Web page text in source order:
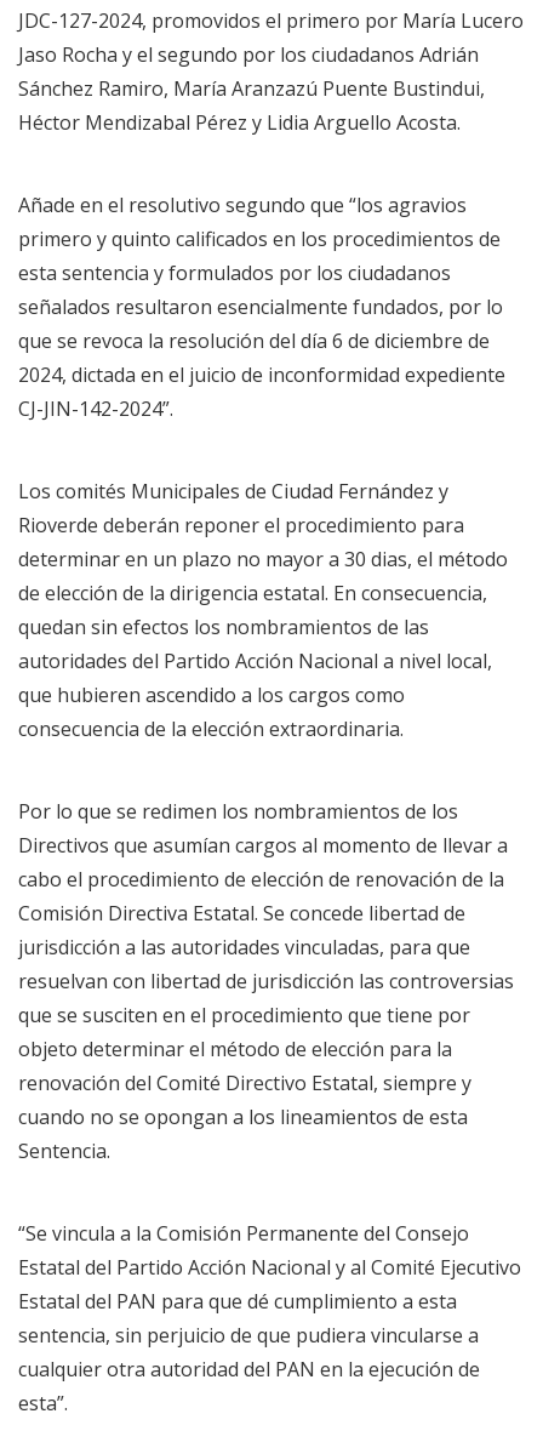
JDC-127-2024, promovidos el primero por María Lucero
Jaso Rocha y el segundo por los ciudadanos Adrián
Sánchez Ramiro, María Aranzazú Puente Bustindui,
Héctor Mendizabal Pérez y Lidia Arguello Acosta.
Añade en el resolutivo segundo que “los agravios
primero y quinto calificados en los procedimientos de
esta sentencia y formulados por los ciudadanos
señalados resultaron esencialmente fundados, por lo
que se revoca la resolución del día 6 de diciembre de
2024, dictada en el juicio de inconformidad expediente
CJ-JIN-142-2024”.
Los comités Municipales de Ciudad Fernández y
Rioverde deberán reponer el procedimiento para
determinar en un plazo no mayor a 30 dias, el método
de elección de la dirigencia estatal. En consecuencia,
quedan sin efectos los nombramientos de las
autoridades del Partido Acción Nacional a nivel local,
que hubieren ascendido a los cargos como
consecuencia de la elección extraordinaria.
Por lo que se redimen los nombramientos de los
Directivos que asumían cargos al momento de llevar a
cabo el procedimiento de elección de renovación de la
Comisión Directiva Estatal. Se concede libertad de
jurisdicción a las autoridades vinculadas, para que
resuelvan con libertad de jurisdicción las controversias
que se susciten en el procedimiento que tiene por
objeto determinar el método de elección para la
renovación del Comité Directivo Estatal, siempre y
cuando no se opongan a los lineamientos de esta
Sentencia.
“Se vincula a la Comisión Permanente del Consejo
Estatal del Partido Acción Nacional y al Comité Ejecutivo
Estatal del PAN para que dé cumplimiento a esta
sentencia, sin perjuicio de que pudiera vincularse a
cualquier otra autoridad del PAN en la ejecución de
esta”.